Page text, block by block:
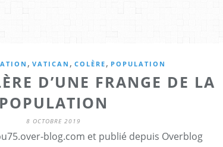
, VATICAN , COLÈRE , POPULATION
D’UNE FRANGE DE LA
POPULATION
8 OCTOBRE 2019
blog.com et publié depuis Overblog